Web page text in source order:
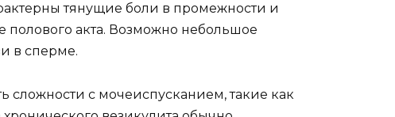
тянущие боли в промежности и
полового акта. Возможно небольшое
в сперме.
сложности с мочеиспусканием, такие как